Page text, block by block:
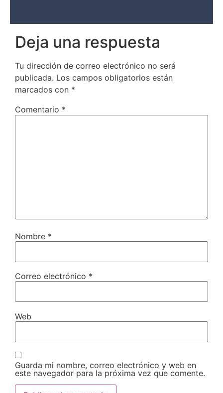
Deja una respuesta
Tu dirección de correo electrónico no será
publicada. Los campos obligatorios están
marcados con *
Comentario *
Nombre *
Correo electrónico *
Web
Guarda mi nombre, correo electrónico y web en
este navegador para la próxima vez que comente.